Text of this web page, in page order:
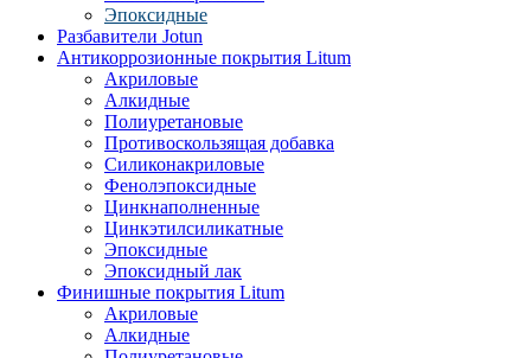
Эпоксидные
Разбавители Jotun
Антикоррозионные покрытия Litum
Акриловые
Алкидные
Полиуретановые
Противоскользящая добавка
Силиконакриловые
Фенолэпоксидные
Цинкнаполненные
Цинкэтилсиликатные
Эпоксидные
Эпоксидный лак
Финишные покрытия Litum
Акриловые
Алкидные